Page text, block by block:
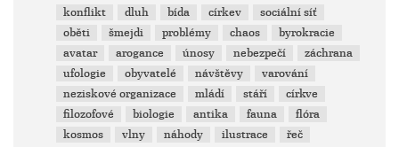
konflikt
dluh bída církev
sociální síť
oběti
šmejdi problémy chaos
byrokracie
avatar
arogance únosy nebezpečí
záchrana
ufologie
obyvatelé návštěvy
varování
neziskové organizace
mládí stáří
církve
filozofové
biologie antika fauna
flóra
kosmos
vlny náhody ilustrace
řeč